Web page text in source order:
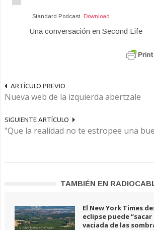
Standard Podcast Download
Una conversación en Second Life
ARTÍCULO PREVIO
Nueva web de la izquierda abertzale
SIGUIENTE ARTÍCULO
"Que la realidad no te estropee una
TAMBIÉN EN
El New York Times
eclipse puede “sacar
vaciada de las